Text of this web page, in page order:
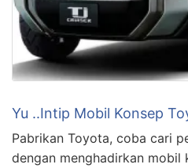
Yu ..Intip Mobil Konsep
Pabrikan Toyota, coba cari
dengan menghadirkan mobil